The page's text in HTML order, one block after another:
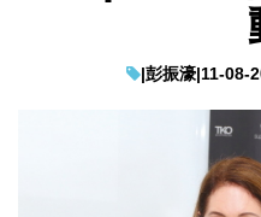
|彭振濠|11-08-